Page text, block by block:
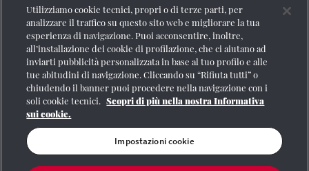
Registrazione Tribunale di Roma n° 204/2009 |Aut. SIAE 1312/I/1382-Lic.
Società Consortile Fonografici 577/08
© Gruppo FS Italiane 2020
Mappa del
Termini e condizioni | Credits Protezione dei dati personali
Iva 06359501001
|Informativa cookie Impostazioni cookie
Utilizziamo cookie tecnici, propri o di terze parti, per
analizzare il traffico su questo sito web e migliorare la tua
esperienza di navigazione. Puoi acconsentire, inoltre,
all’installazione dei cookie di profilazione, che ci aiutano ad
inviarti pubblicità personalizzata in base al tuo profilo e alle
tue abitudini di navigazione. Cliccando su “Rifiuta tutti” o
chiudendo il banner puoi procedere nella navigazione con i
soli cookie tecnici. Scopri di più nella nostra Informativa
sui cookie.
Impostazioni cookie